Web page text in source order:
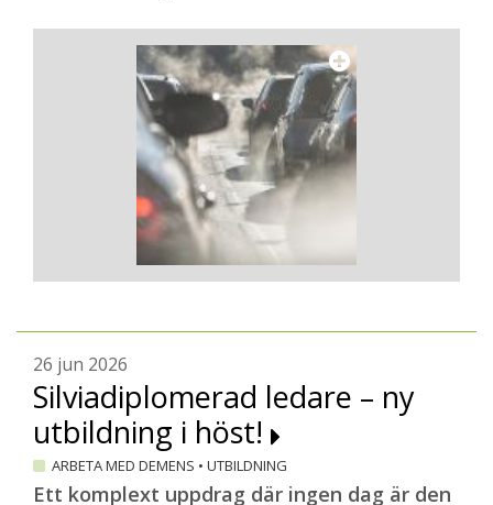
26 jun 2026
Silviadiplomerad ledare – ny
utbildning i höst!
ARBETA MED DEMENS • UTBILDNING
Ett komplext uppdrag där ingen dag är den